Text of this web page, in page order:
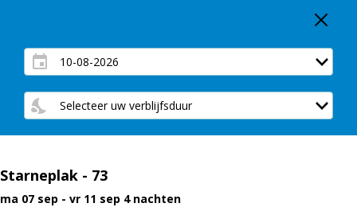
Starneplak - 73
ma 07 sep - vr 11 sep 4 nachten